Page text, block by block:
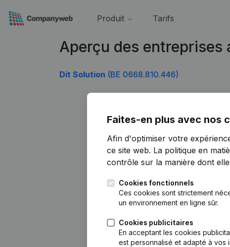
Produit Tarifs
Aperçu des
Dit Solution (BE 0668.810.446)
Faites-en plus avec nos
Afin d'optimiser votre
ce site web. La politique en
contrôle sur la manière dont
Cookies fonctionnels
Ces cookies sont strictement
un environnement en ligne sûr.
Cookies publicitaires
En acceptant les cookies
est personnalisé et adapté à vos